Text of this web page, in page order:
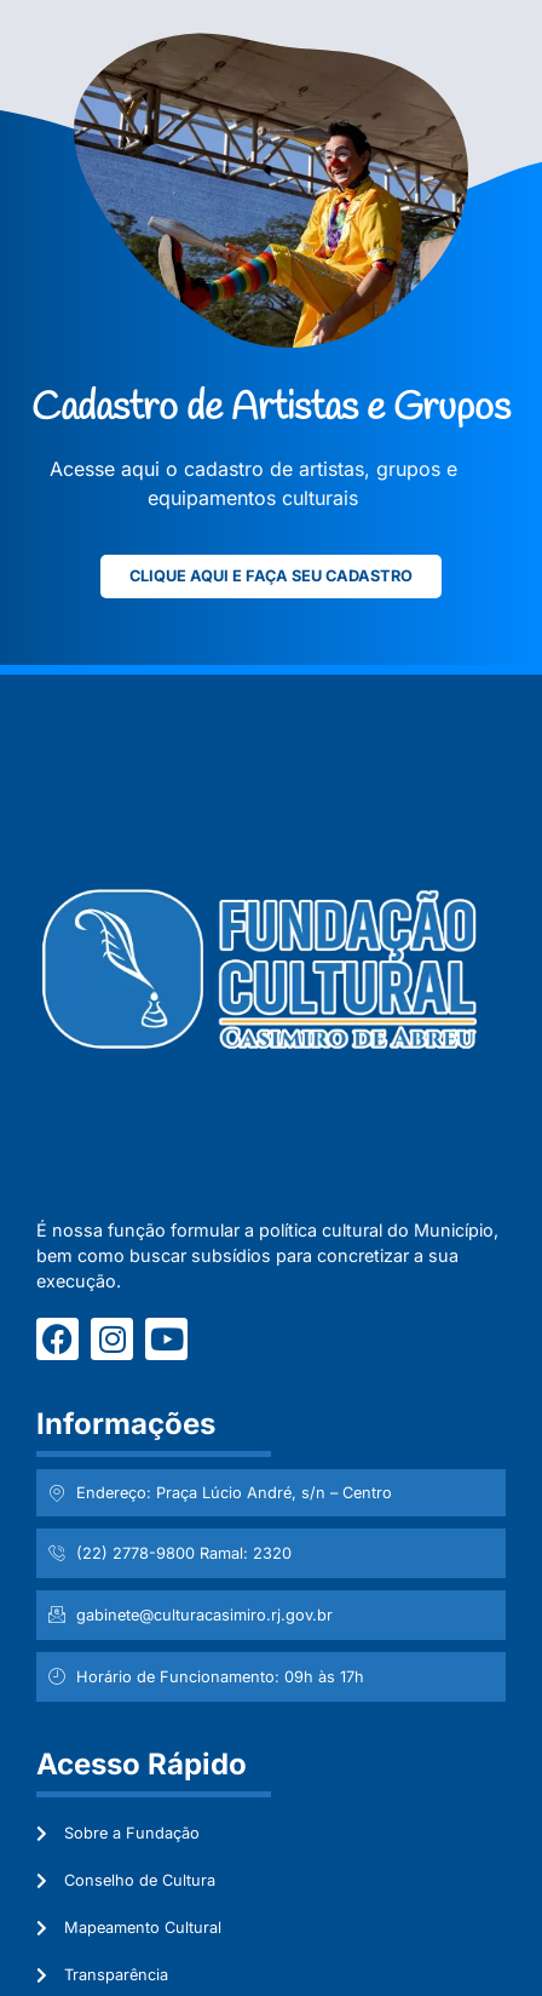
Cadastro de Artistas e Grupos
Acesse aqui o cadastro de artistas, grupos e
equipamentos culturais
CLIQUE AQUI E FAÇA SEU CADASTRO
É nossa função formular a política cultural do Município,
bem como buscar subsídios para concretizar a sua
execução.
Informações
Endereço: Praça Lúcio André, s/n – Centro
(22) 2778-9800 Ramal: 2320
gabinete@culturacasimiro.rj.gov.br
Horário de Funcionamento: 09h às 17h
Acesso Rápido
Sobre a Fundação
Conselho de Cultura
Mapeamento Cultural
Transparência